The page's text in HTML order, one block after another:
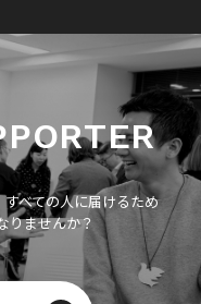
べての人に届けるため
りませんか？